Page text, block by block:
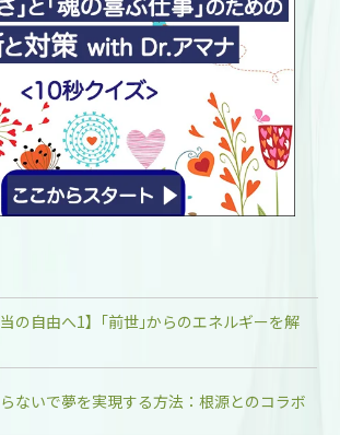
当の自由へ1】｢前世｣からのエネルギーを解
ないで夢を実現する方法：根源とのコラボ